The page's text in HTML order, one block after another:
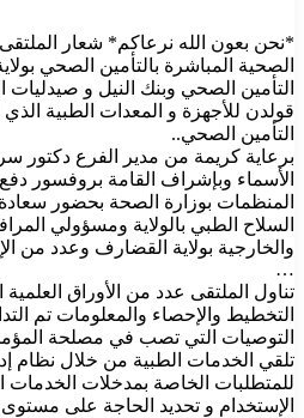
*نحن بعون الله نرعاكم* شعار
الصحية المباشرة بالتأمين الصحي
التأمين الصحي وبنك النيل و صيدليات
قولدن للأجهزة و المعدات الطبية الذي
التأمين الصحي..
برعاية كريمة من مدير الفرع دكتور
الأسماء وبإشراف القامة بروفسور
المنظمات بوزارة الصحة بحضور
السلاح الطبي بالولاية ومسؤولي
والخارجية بولاية القضارف وعدد من
…
تناول الملتقى عدد من الأوراق
التخطيط والإحصاء والمعلومات تم
التوصيات التي تصب في مصلحة
تلقي الخدمات الطبية من خلال نظام
للمتطلبات الخاصة بمدخلات
الإستخدام و تحديد الحاجة على